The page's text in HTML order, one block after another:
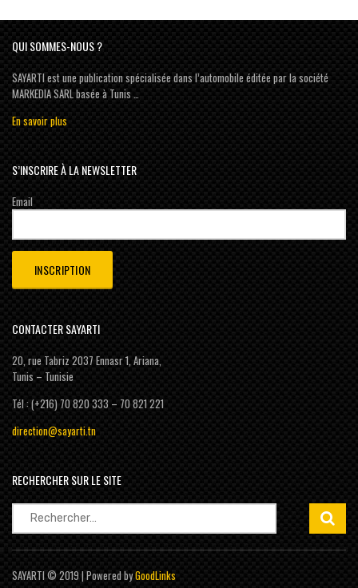
QUI SOMMES-NOUS ?
SAYARTI est une publication spécialisée dans l’automobile éditée par la société
MARKEDIA SARL basée à Tunis …
En savoir plus
S’INSCRIRE À LA NEWSLETTER
Email
CONTACTER SAYARTI
20, rue Tabriz 2037 Ennasr 1, Ariana,
Tunis – Tunisie
Tél : (+216) 70 820 333 – 70 821 221
direction@sayarti.tn
RECHERCHER SUR LE SITE
Rechercher :
SAYARTI © 2019 | Powered byGoodLinks